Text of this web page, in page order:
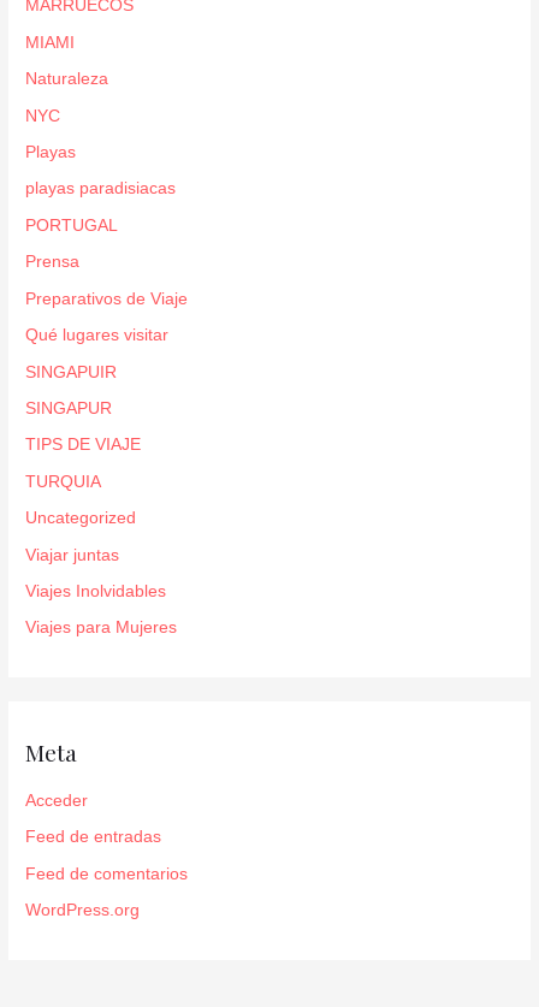
MARRUECOS
MIAMI
Naturaleza
NYC
Playas
playas paradisiacas
PORTUGAL
Prensa
Preparativos de Viaje
Qué lugares visitar
SINGAPUIR
SINGAPUR
TIPS DE VIAJE
TURQUIA
Uncategorized
Viajar juntas
Viajes Inolvidables
Viajes para Mujeres
Meta
Acceder
Feed de entradas
Feed de comentarios
WordPress.org